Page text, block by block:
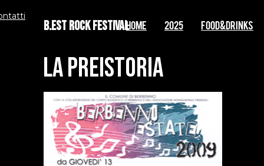
Home 2025 FOOD&DRINKS
B.EST Rock Festival
la preistoria